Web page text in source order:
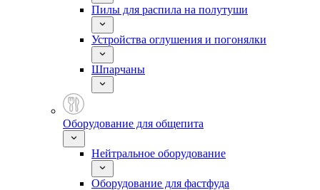
Пилы для распила на полутуши
Устройства оглушения и погонялки
Шпарчаны
Оборудование для общепита
Нейтральное оборудование
Оборудование для фастфуда